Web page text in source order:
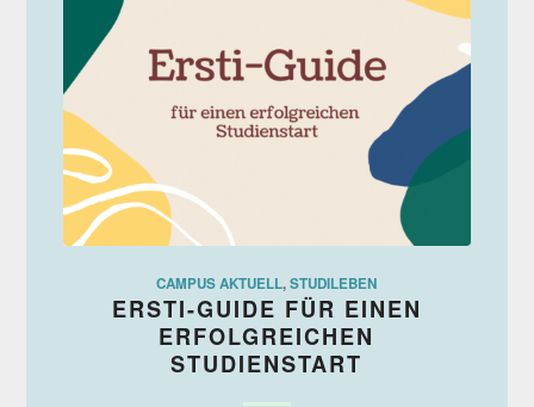
CAMPUS AKTUELL,STUDILEBEN
ERSTI-GUIDE FÜR EINEN
ERFOLGREICHEN
STUDIENSTART